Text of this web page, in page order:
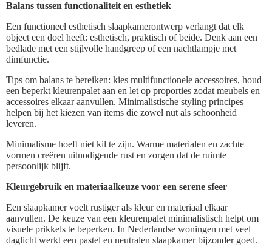
Balans tussen functionaliteit en esthetiek
Een functioneel esthetisch slaapkamerontwerp verlangt dat elk
object een doel heeft: esthetisch, praktisch of beide. Denk aan een
bedlade met een stijlvolle handgreep of een nachtlampje met
dimfunctie.
Tips om balans te bereiken: kies multifunctionele accessoires, houd
een beperkt kleurenpalet aan en let op proporties zodat meubels en
accessoires elkaar aanvullen. Minimalistische styling principes
helpen bij het kiezen van items die zowel nut als schoonheid
leveren.
Minimalisme hoeft niet kil te zijn. Warme materialen en zachte
vormen creëren uitnodigende rust en zorgen dat de ruimte
persoonlijk blijft.
Kleurgebruik en materiaalkeuze voor een serene sfeer
Een slaapkamer voelt rustiger als kleur en materiaal elkaar
aanvullen. De keuze van een kleurenpalet minimalistisch helpt om
visuele prikkels te beperken. In Nederlandse woningen met veel
daglicht werkt een pastel en neutralen slaapkamer bijzonder goed.